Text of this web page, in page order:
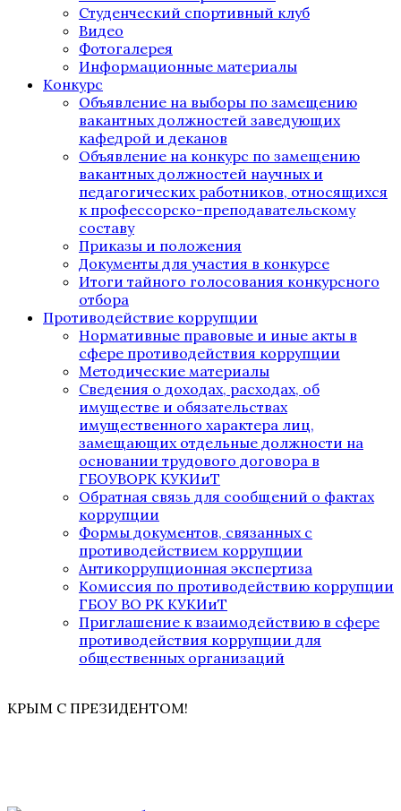
Студенческий спортивный клуб
Видео
Фотогалерея
Информационные материалы
Конкурс
Объявление на выборы по замещению
вакантных должностей заведующих
кафедрой и деканов
Объявление на конкурс по замещению
вакантных должностей научных и
педагогических работников, относящихся
к профессорско-преподавательскому
составу
Приказы и положения
Документы для участия в конкурсе
Итоги тайного голосования конкурсного
отбора
Противодействие коррупции
Нормативные правовые и иные акты в
сфере противодействия коррупции
Методические материалы
Сведения о доходах, расходах, об
имуществе и обязательствах
имущественного характера лиц,
замещающих отдельные должности на
основании трудового договора в
ГБОУВОРК КУКИиТ
Обратная связь для сообщений о фактах
коррупции
Формы документов, связанных с
противодействием коррупции
Антикоррупционная экспертиза
Комиссия по противодействию коррупции
ГБОУ ВО РК КУКИиТ
Приглашение к взаимодействию в сфере
противодействия коррупции для
общественных организаций
КРЫМ С ПРЕЗИДЕНТОМ!